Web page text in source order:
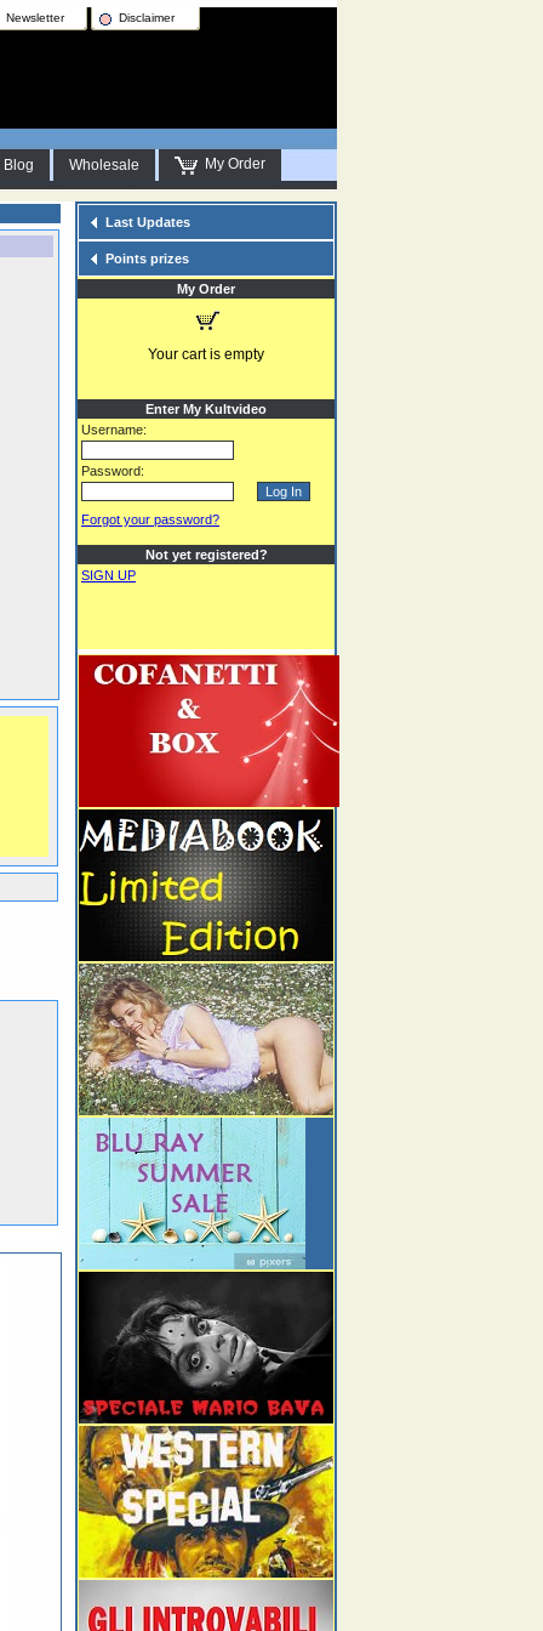
Newsletter Disclaimer
Blog Wholesale My Order
Last Updates
Points prizes
My Order
Your cart is empty
Enter My Kultvideo
Username:
Password:
Forgot your password?
Not yet registered?
SIGN UP